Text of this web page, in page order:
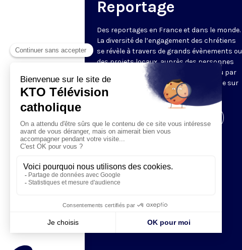
Reportage
Des reportages en France et dans le monde.
La diversité de l’engagement des chrétiens
se révèle à travers de grands évènements ou
des projets locaux, auprès des personnes
fragiles, au service du Bien commun ou par
l’évangélisation. Un regard d’espérance sur
le monde.